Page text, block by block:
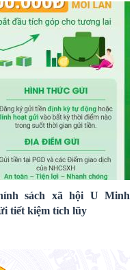
sách xã hội U Minh
tiết kiệm tích lũy